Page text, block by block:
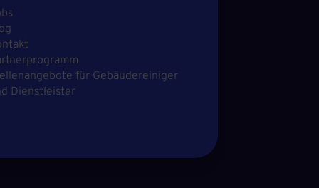
für Gebäudereiniger
Dienstleister